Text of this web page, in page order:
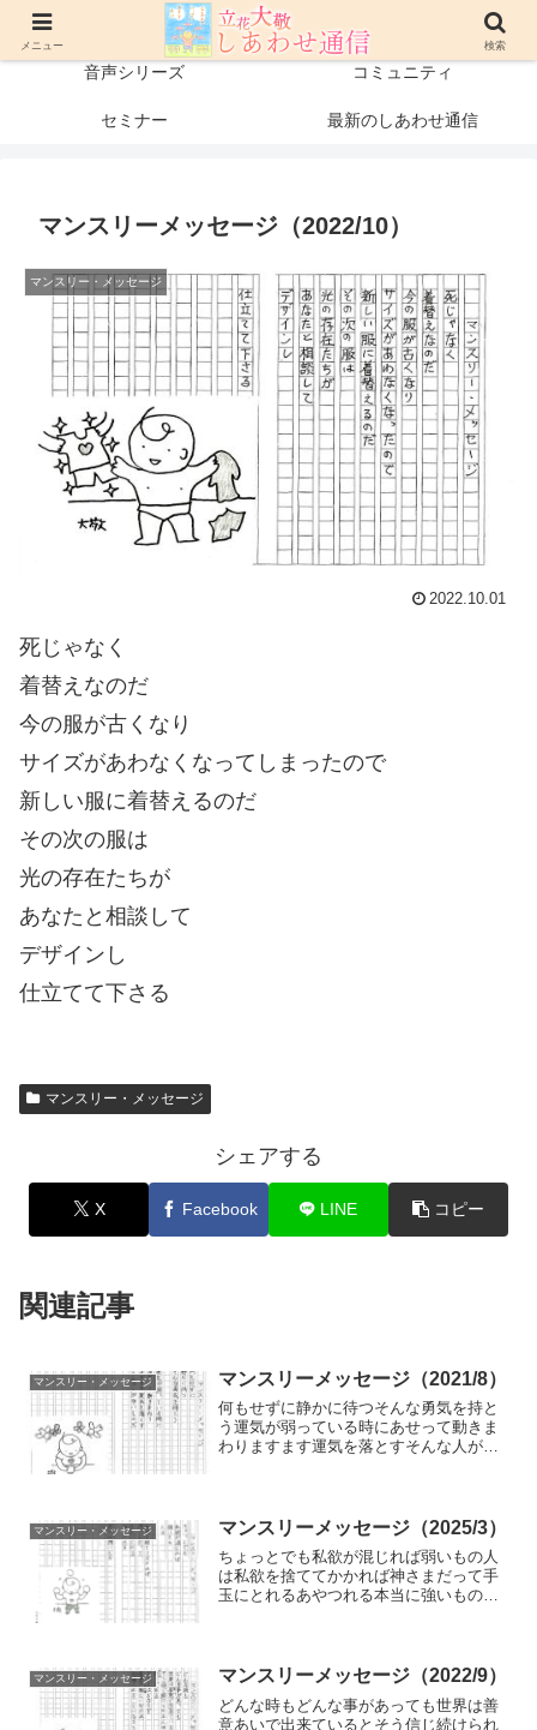
プロフィール
音声シリーズ コミュニティ
セミナー 最新のしあわせ通信
マンスリーメッセージ（2022/10）
マンスリー・メッセージ
2022.10.01
死じゃなく
着替えなのだ
今の服が古くなり
サイズがあわなくなってしまったので
新しい服に着替えるのだ
その次の服は
光の存在たちが
あなたと相談して
デザインし
仕立てて下さる
マンスリー・メッセージ
シェアする
X Facebook LINE コピー
関連記事
マンスリー・メッセージ マンスリーメッセージ（2021/8）
何もせずに静かに待つそんな勇気を持と
う運気が弱っている時にあせって動きま
わりますます運気を落とすそんな人が多
マンスリー・メッセージ マンスリーメッセージ（2025/3）
ちょっとでも私欲が混じれば弱いもの人
は私欲を捨ててかかれば神さまだって手
玉にとれるあやつれる本当に強いもの人
マンスリー・メッセージ マンスリーメッセージ（2022/9）
どんな時もどんな事があっても世界は善
意あいで出来ているとそう信じ続けられ
メニュー 検索